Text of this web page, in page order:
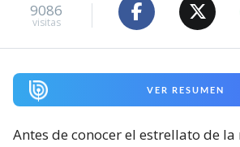
9086
visitas
VER RESUMEN
Antes de conocer el estrellato de